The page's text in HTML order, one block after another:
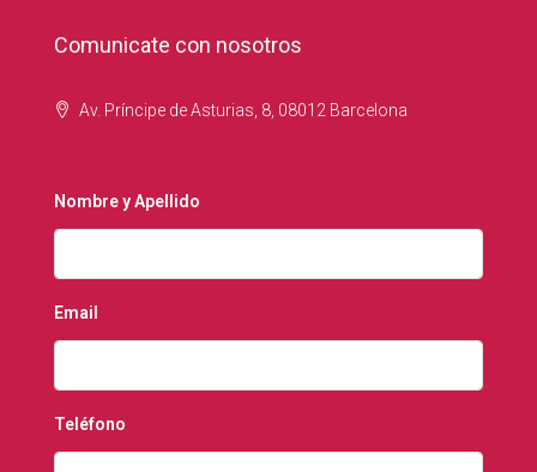
Comunicate con nosotros
Av. Príncipe de Asturias, 8, 08012 Barcelona
Nombre y Apellido
Email
Teléfono